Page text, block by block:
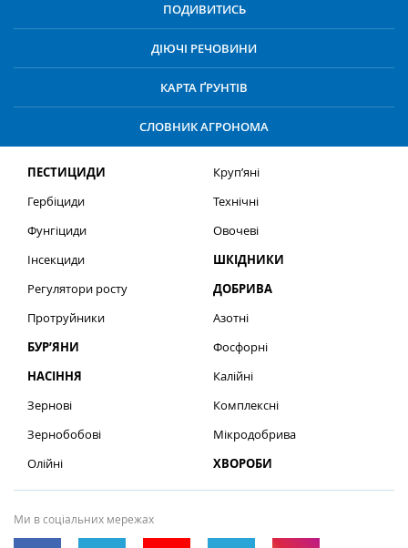
ПОДИВИТИСЬ
ДІЮЧІ РЕЧОВИНИ
КАРТА ҐРУНТІВ
СЛОВНИК АГРОНОМА
ПЕСТИЦИДИ
Гербіциди
Фунгіциди
Інсекциди
Регулятори росту
Протруйники
БУР’ЯНИ
НАСІННЯ
Зернові
Зернобобові
Олійні
Круп’яні
Технічні
Овочеві
ШКІДНИКИ
ДОБРИВА
Азотні
Фосфорні
Калійні
Комплексні
Мікродобрива
ХВОРОБИ
Ми в соціальних мережах